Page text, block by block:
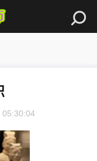
05:30:04